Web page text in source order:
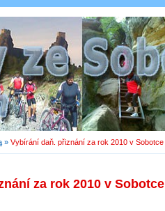
» Vybírání daň. přiznání za rok 2010 v Sobotce
za rok 2010 v Sobotce